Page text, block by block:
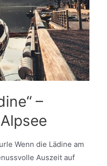
–
Wenn die Lädine am
Auszeit auf